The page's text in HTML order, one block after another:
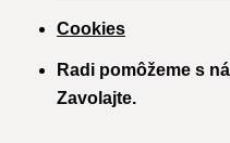
Cookies
Radi pomôžeme s
Zavolajte.